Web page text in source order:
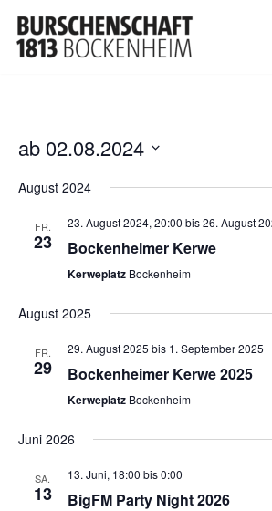
Zum
ab 02.08.2024
wählen.
August 2024
FR.
23
23. August 2024, 20:00 bis26. August
Bockenheimer Kerwe
Kerweplatz Bockenheim
August 2025
FR.
29
29. August 2025 bis 1. September 2025
Bockenheimer Kerwe 2025
Kerweplatz Bockenheim
Juni 2026
SA.
13
13. Juni, 18:00 bis0:00
BigFM Party Night 2026